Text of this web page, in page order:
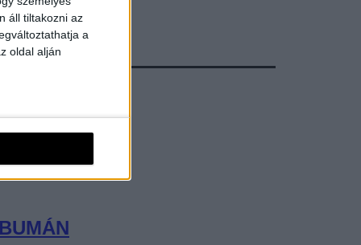
áll tiltakozni az
a
oldal alján